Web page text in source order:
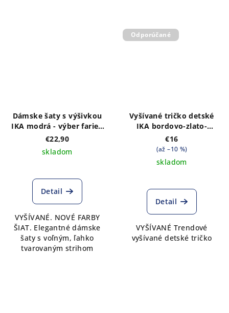
Dámske šaty s výšivkou
IKA modrá - výber farieb
šiat
€22,90
skladom
hodnotenie
produktu
z
5
hviezdičiek.
Detail
VYŠÍVANÉ. NOVÉ FARBY
ŠIAT. Elegantné dámske
šaty s voľným, ľahko
tvarovaným strihom
Odporúčané
Vyšívané tričko detské
IKA bordovo-zlato-
tmavozelená- výber farieb
trička
€16
(až –10 %)
skladom
Detail
VYŠÍVANÉ Trendové
vyšívané detské tričko